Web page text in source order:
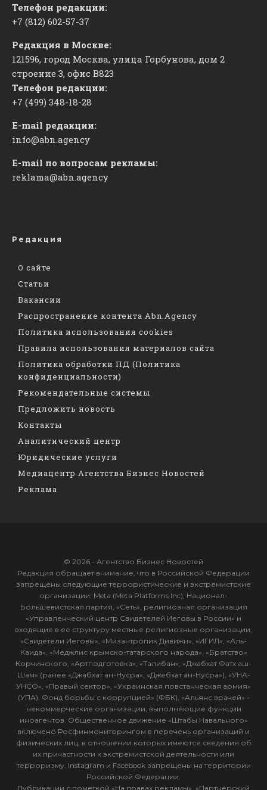
Телефон редакции:
+7 (812) 602-57-37
Редакция в Москве:
121596, город Москва, улица Горбунова, дом 2
строение 3, офис ​В823
Телефон редакции:
+7 (499) 348-18-28
E-mail редакции:
info@abn.agency
E-mail по вопросам рекламы:
reklama@abn.agency
Редакция
О сайте
Статьи
Вакансии
Распространение контента Abn.Agency
Политика использования cookies
Правила использования материалов сайта
Политика обработки ПД (Политика
конфиденциальности)
Рекомендательные системы
Предложить новость
Контакты
Аналитический центр
Юридические услуги
Медиацентр Агентства Бизнес Новостей
Реклама
© 2026 - Агентство Бизнес Новостей
Редакция обращает внимание, что в Российской Федерации
запрещены следующие террористические и экстремистские
организации: Meta (Meta Platforms Inc), Национал-
Большевистская партия, «Сеть», религиозная организация
«Управленческий центр Свидетелей Иеговы в России» и
входящие в ее структуру местные религиозные организации,
«Свидетели Иеговы», «Мизантропик Дивижн», «ИГИЛ», «Аль-
Каида», «Меджлис крымско-татарского народа», «Братство»
Корчинского, «Артподготовка», «Талибан», «Джабхат Фатх аш-
Шам» (ранее «Джабхат ан-Нусра», «Джебхат ан-Нусра»), «УНА-
УНСО», «Правый сектор», «Украинская повстанческая армия»
(УПА). Фонд борьбы с коррупцией» (ФБК), «Альянс врачей» -
некоммерческие организации, выполняющие функции
иноагентов. Общественное движение «Штабы Навального»
включено Росфинмониторингом в перечень организаций и
физических лиц, в отношении которых имеются сведения об
их причастности к экстремистской деятельности или
терроризму. Instagram и Facebook запрещены на территории
Российской Федерации.
Публикации с пометкой «На правах рекламы», «Партнёрский